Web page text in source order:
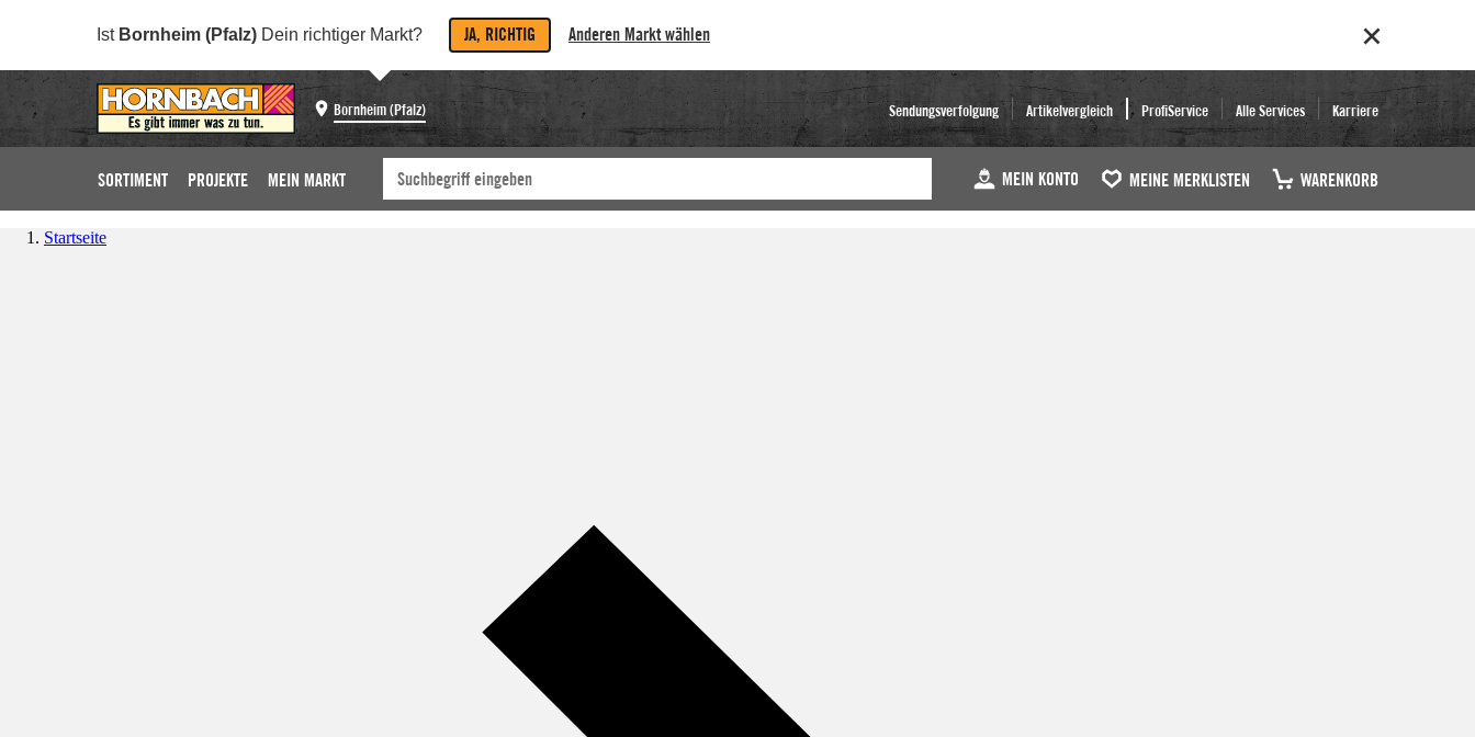
Ist Bornheim (Pfalz) Dein richtiger Markt? JA, RICHTIG Anderen Markt wählen
Bornheim (Pfalz) Sendungsverfolgung Artikelvergleich ProfiService Alle Services Karriere
SORTIMENT PROJEKTE MEIN MARKT MEIN KONTO MEINE MERKLISTEN WARENKORB
Startseite